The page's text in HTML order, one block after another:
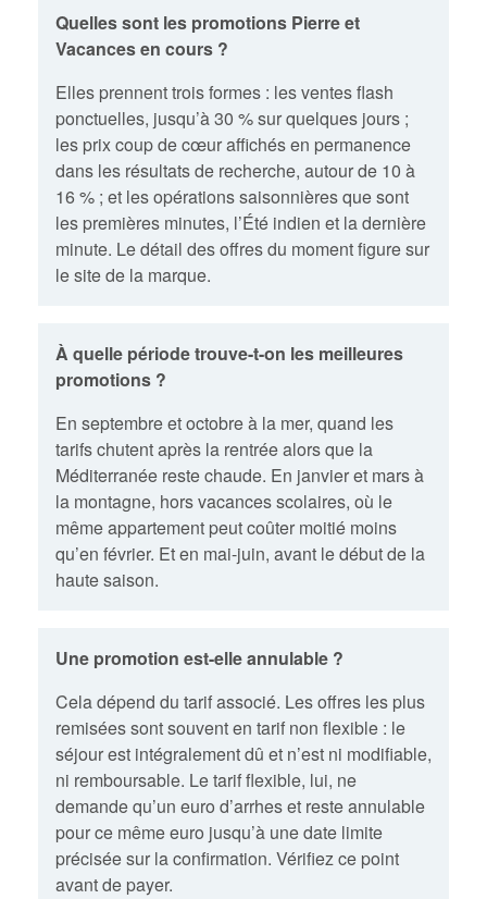
Quelles sont les promotions Pierre et
Vacances en cours ?
Elles prennent trois formes : les ventes flash
ponctuelles, jusqu’à 30 % sur quelques jours ;
les prix coup de cœur affichés en permanence
dans les résultats de recherche, autour de 10 à
16 % ; et les opérations saisonnières que sont
les premières minutes, l’Été indien et la dernière
minute. Le détail des offres du moment figure sur
le site de la marque.
À quelle période trouve-t-on les meilleures
promotions ?
En septembre et octobre à la mer, quand les
tarifs chutent après la rentrée alors que la
Méditerranée reste chaude. En janvier et mars à
la montagne, hors vacances scolaires, où le
même appartement peut coûter moitié moins
qu’en février. Et en mai-juin, avant le début de la
haute saison.
Une promotion est-elle annulable ?
Cela dépend du tarif associé. Les offres les plus
remisées sont souvent en tarif non flexible : le
séjour est intégralement dû et n’est ni modifiable,
ni remboursable. Le tarif flexible, lui, ne
demande qu’un euro d’arrhes et reste annulable
pour ce même euro jusqu’à une date limite
précisée sur la confirmation. Vérifiez ce point
avant de payer.